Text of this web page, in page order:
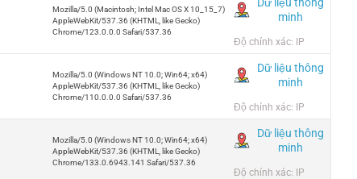
Mozilla/5.0 (Macintosh; Intel Mac OS X 10_15_7)
AppleWebKit/537.36 (KHTML, like Gecko)
Chrome/123.0.0.0 Safari/537.36
minh
Độ chính xác: IP
Mozilla/5.0 (Windows NT 10.0; Win64; x64)
AppleWebKit/537.36 (KHTML, like Gecko)
Chrome/110.0.0.0 Safari/537.36
Dữ liệu thông
minh
Độ chính xác: IP
Mozilla/5.0 (Windows NT 10.0; Win64; x64)
AppleWebKit/537.36 (KHTML, like Gecko)
Chrome/133.0.6943.141 Safari/537.36
Dữ liệu thông
minh
Độ chính xác: IP